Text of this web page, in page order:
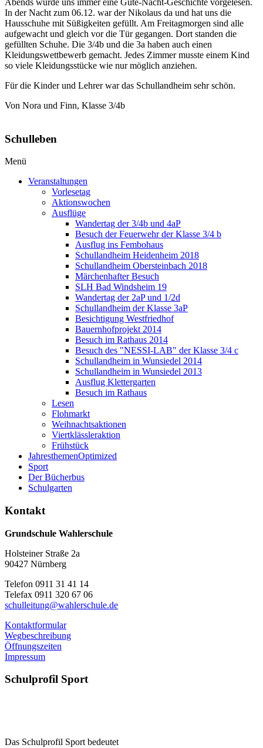
In der Nacht zum 06.12. war der Nikolaus da und hat uns die
Hausschuhe mit Süßigkeiten gefüllt. Am Freitagmorgen sind alle
aufgewacht und gleich vor die Tür gegangen. Dort standen die
gefüllten Schuhe. Die 3/4b und die 3a haben auch einen
Kleidungswettbewerb gemacht. Jedes Zimmer musste einem Kind
so viele Kleidungsstücke wie nur möglich anziehen.
Für die Kinder und Lehrer war das Schullandheim sehr schön.
Von Nora und Finn, Klasse 3/4b
Schulleben
Menü
Veranstaltungen
Vorlesetag
Aktionswochen
Ausflüge
Wandertag der 3/4b und 4aP
Besuch der Feuerwehr der Klasse 3/4 b
Ausflug ins Fembohaus
Schullandheim Heidenheim 2018
Schullandheim Obersteinbach 2018
Märchenhafter Besuch
SLH Bad Windsheim 19
Wandertag der 2aP und 1/2d
Schullandheim der Klasse 3aP
Besichtigung Westfriedhof
Bauernhofprojekt 2014
Besuch im Rathaus 2014
Besuch des "NESSI-LAB" der Klasse 3/4 c
Schullandheim in Wunsiedel 2014
Schullandheim in Wunsiedel 2013
Ausflug Klettergarten
Besuch im Rathaus
Lesen
Flohmarkt
Weihnachtsaktionen
Viertklässleraktion
Frühstück
JahresthemenOptimized
Sport
Der Bücherbus
Schulgarten
Kontakt
Grundschule Wahlerschule
Holsteiner Straße 2a
90427 Nürnberg
Telefon 0911 31 41 14
Telefax 0911 320 67 06
schulleitung@wahlerschule.de
Kontaktformular
Wegbeschreibung
Öffnungszeiten
Impressum
Schulprofil Sport
Das Schulprofil Sport bedeutet